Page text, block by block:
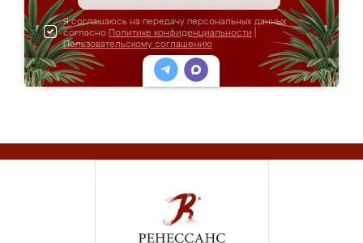
Я соглашаюсь на передачу персональных данных
согласно Политике конфиденциальности
Пользовательскому соглашению